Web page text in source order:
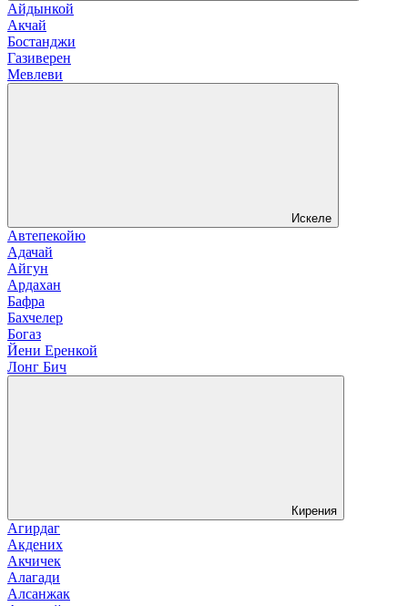
Айдынкой
Акчай
Бостанджи
Газиверен
Мевлеви
Искеле
Автепекойю
Адачай
Айгун
Ардахан
Бафра
Бахчелер
Богаз
Йени Еренкой
Лонг Бич
Кирения
Агирдаг
Акдених
Акчичек
Алагади
Алсанжак